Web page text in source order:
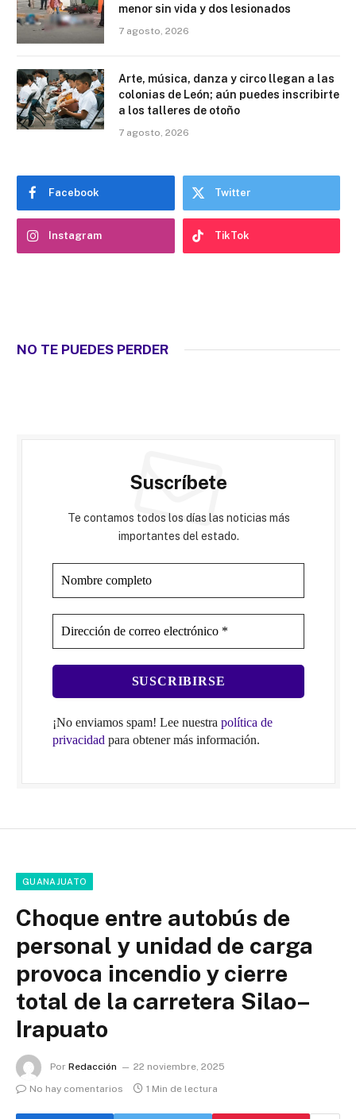
menor sin vida y dos lesionados
7 agosto, 2026
Arte, música, danza y circo llegan a las
colonias de León; aún puedes inscribirte
a los talleres de otoño
7 agosto, 2026
Facebook Twitter
Instagram TikTok
NO TE PUEDES PERDER
Suscríbete
Te contamos todos los días las noticias más
importantes del estado.
¡No enviamos spam! Lee nuestra política de
privacidad para obtener más información.
GUANAJUATO
Choque entre autobús de
personal y unidad de carga
provoca incendio y cierre
total de la carretera Silao–
Irapuato
Por Redacción
22 noviembre, 2025
No hay comentarios
1 Min de lectura